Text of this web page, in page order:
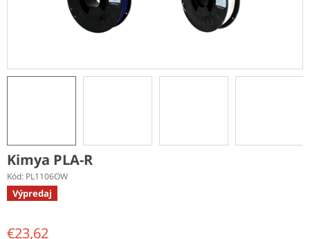
Kimya PLA-R
Kód: PL1106OW
Výpredaj
€23,62